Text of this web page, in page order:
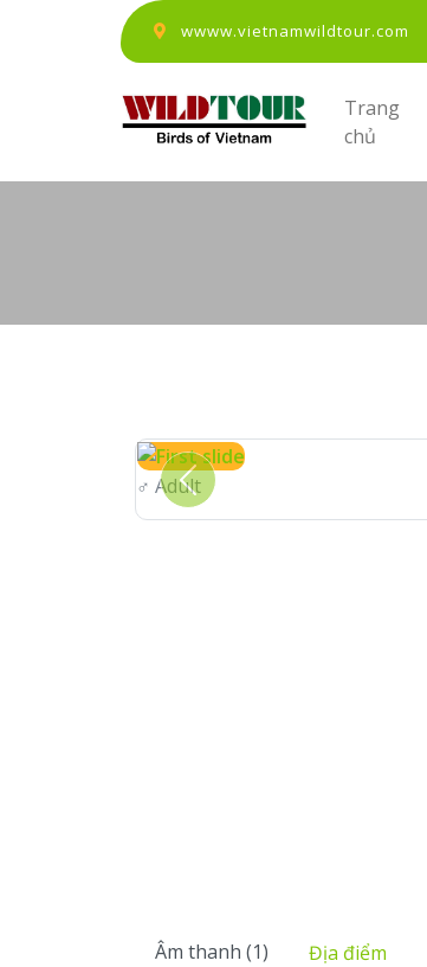
wwww.vietnamwildtour.com
Trang
chủ
♂ AdultPrevious
Âm thanh (1) Địa điểm